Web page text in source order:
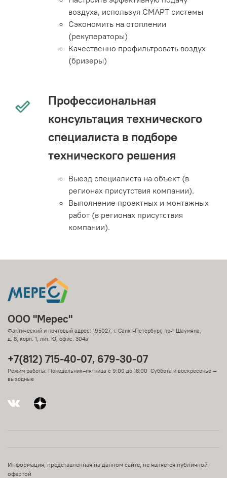
воздуха, используя СМАРТ системы
Сэкономить на отоплении
(рекуператоры)
Качественно профильтровать воздух
(бризеры)
Профессиональная
консультация технического
специалиста в подборе
технического решения
Выезд специалиста на объект (в
регионах присутствия компании).
Выполнение проектных и монтажных
работ (в регионах присутствия
компании).
ООО "Мерес"
Фактический и почтовый адрес: 195027, г. Санкт-Петербург, пр-т Шаумяна,
д. 8, корп. 1, лит. Ю, офис. 304а
+7(812) 715-40-07, 679-30-07
Режим работы: Понедельник–пятница с 9:00 до 18:00 Суббота и воскресенье —
выходные
Информация, представленная на данном сайте, не является публичной
офертой